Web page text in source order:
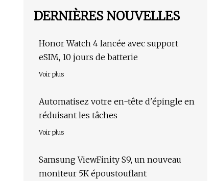
DERNIÈRES NOUVELLES
Honor Watch 4 lancée avec support
eSIM, 10 jours de batterie
Voir plus
Automatisez votre en-tête d'épingle en
réduisant les tâches
Voir plus
Samsung ViewFinity S9, un nouveau
moniteur 5K époustouflant